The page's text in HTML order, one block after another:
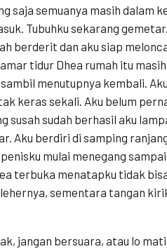
saja semuanya masih dalam
Tubuhku sekarang
berderit dan aku siap
tidur Dhea rumah itu
menutupnya kembali.
keras sekali. Aku belum
susah sudah berhasil aku
Aku berdiri di samping
mulai menegang
terbuka menatapku tidak
sementara tangan
jangan bersuara, atau lo